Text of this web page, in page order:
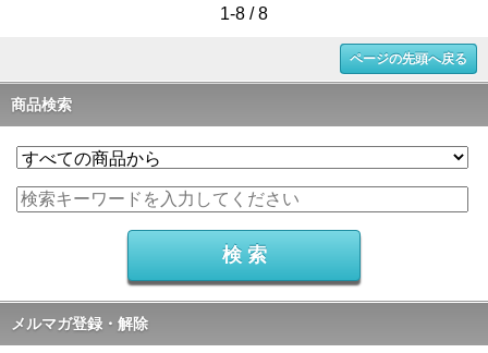
1-8 / 8
ページの先頭へ戻る
商品検索
メルマガ登録・解除